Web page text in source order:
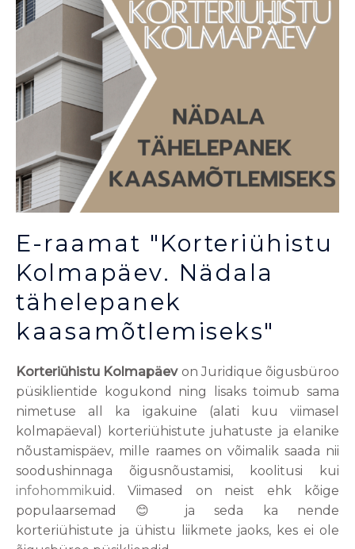
E-raamat "Korteriühistu
Kolmapäev. Nädala
tähelepanek
kaasamõtlemiseks"
Korteriühistu Kolmapäevon Juridique õigusbüroo
püsiklientide kogukond ning lisaks toimub sama
nimetuse all ka igakuine (alati kuu viimasel
kolmapäeval) korteriühistute juhatuste ja elanike
nõustamispäev, mille raames on võimalik saada nii
soodushinnaga õigusnõustamisi, koolitusi kui
infohommikuid. Viimased on neist ehk kõige
populaarsemad 😊 ja seda ka nende
korteriühistute ja ühistu liikmete jaoks, kes ei ole